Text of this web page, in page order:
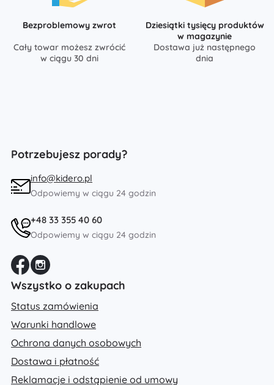
Bezproblemowy zwrot
Cały towar możesz zwrócić
w ciągu 30 dni
Dziesiątki tysięcy produktów
w magazynie
Dostawa już następnego
dnia
Potrzebujesz porady?
info@kidero.pl
Odpowiemy w ciągu 24 godzin
+48 33 355 40 60
Odpowiemy w ciągu 24 godzin
Wszystko o zakupach
Status zamówienia
Warunki handlowe
Ochrona danych osobowych
Dostawa i płatność
Reklamacje i odstąpienie od umowy